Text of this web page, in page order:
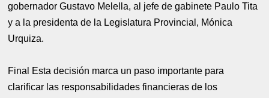
gobernador Gustavo Melella, al jefe de gabinete Paulo Tita
y a la presidenta de la Legislatura Provincial, Mónica
Urquiza.
Final Esta decisión marca un paso importante para
clarificar las responsabilidades financieras de los